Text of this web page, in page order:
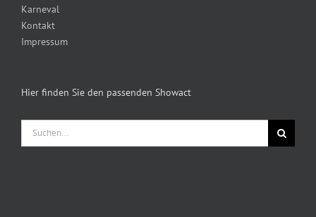
Karneval
Kontakt
Impressum
Hier finden Sie den passenden Showact